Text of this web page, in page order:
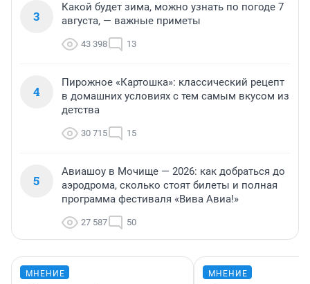
3
Какой будет зима, можно узнать по погоде 7
августа, — важные приметы
43 398 13
4
Пирожное «Картошка»: классический рецепт
в домашних условиях с тем самым вкусом из
детства
30 715 15
5
Авиашоу в Мочище — 2026: как добраться до
аэродрома, сколько стоят билеты и полная
программа фестиваля «Вива Авиа!»
27 587 50
МНЕНИЕ МНЕНИЕ